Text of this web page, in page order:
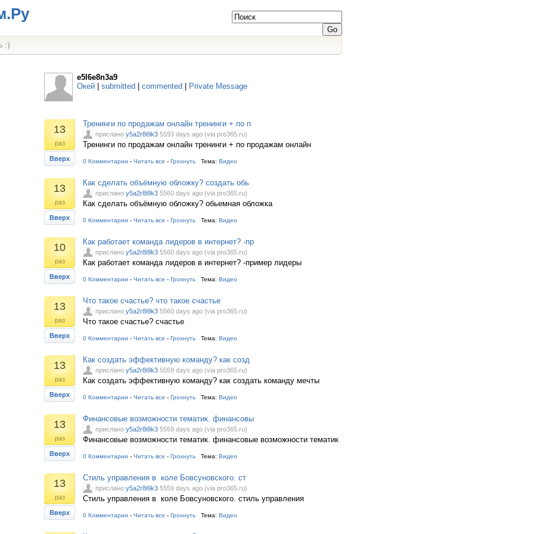
:)
e5l6e8n3a9
Окей
submitted commented Private Message
13
раз
Вверх
Тренинги по продажам онлайн тренинги + по п
прислано y5a2r8i9k3 5593 days ago (via pro365.ru)
Тренинги по продажам онлайн тренинги + по продажам онлайн
0 Комментарии - Читать все - Грохнуть Тема: Видео
13
раз
Вверх
Как сделать объёмную обложку? создать обь
прислано y5a2r8i9k3 5560 days ago (via pro365.ru)
Как сделать объёмную обложку? обьемная обложка
0 Комментарии - Читать все - Грохнуть Тема: Видео
10
раз
Вверх
Как работает команда лидеров в интернет? -пр
прислано y5a2r8i9k3 5560 days ago (via pro365.ru)
Как работает команда лидеров в интернет? -пример лидеры
0 Комментарии - Читать все - Грохнуть Тема: Видео
13
раз
Вверх
Что такое счастье? что такое счастье
прислано y5a2r8i9k3 5560 days ago (via pro365.ru)
Что такое счастье? счастье
0 Комментарии - Читать все - Грохнуть Тема: Видео
13
раз
Вверх
Как создать эффективную команду? как созд
прислано y5a2r8i9k3 5559 days ago (via pro365.ru)
Как создать эффективную команду? как создать команду мечты
0 Комментарии - Читать все - Грохнуть Тема: Видео
13
раз
Вверх
Финансовые возможности тематик. финансовы
прислано y5a2r8i9k3 5559 days ago (via pro365.ru)
Финансовые возможности тематик. финансовые возможности тематик
0 Комментарии - Читать все - Грохнуть Тема: Видео
13
раз
Вверх
Стиль управления в коле Бовсуновского. ст
прислано y5a2r8i9k3 5559 days ago (via pro365.ru)
Стиль управления в коле Бовсуновского. стиль управления
0 Комментарии - Читать все - Грохнуть Тема: Видео